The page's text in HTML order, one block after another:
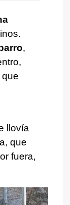
,
llovía
que
fuera,